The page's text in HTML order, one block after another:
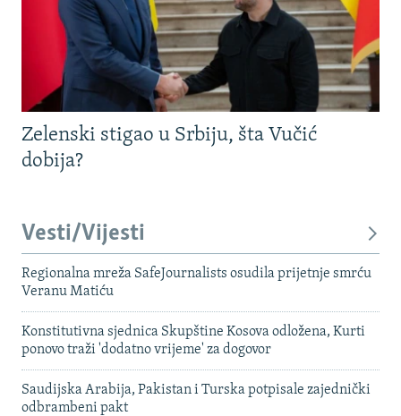
Zelenski stigao u Srbiju, šta Vučić
dobija?
Vesti/Vijesti
Regionalna mreža SafeJournalists osudila prijetnje smrću
Veranu Matiću
Konstitutivna sjednica Skupštine Kosova odložena, Kurti
ponovo traži 'dodatno vrijeme' za dogovor
Saudijska Arabija, Pakistan i Turska potpisale zajednički
odbrambeni pakt